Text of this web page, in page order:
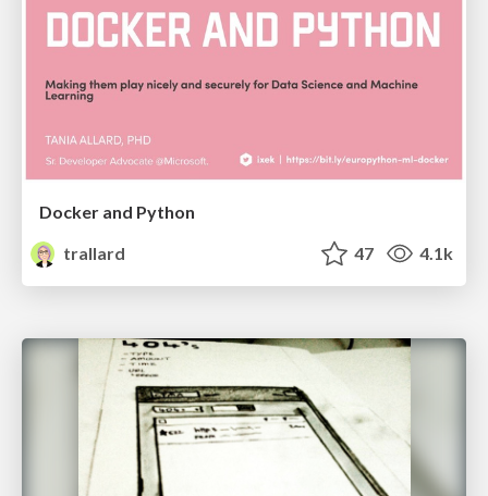
Docker and Python
trallard
47 4.1k